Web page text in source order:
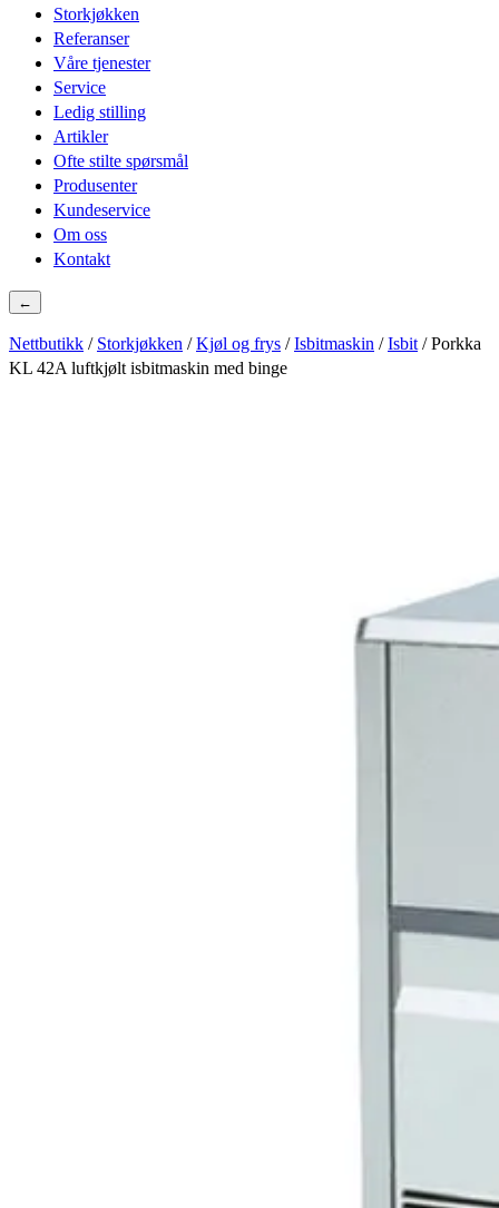
Storkjøkken
Referanser
Våre tjenester
Service
Ledig stilling
Artikler
Ofte stilte spørsmål
Produsenter
Kundeservice
Om oss
Kontakt
←
Nettbutikk / Storkjøkken /Kjøl og frys /Isbitmaskin /Isbit / Porkka
KL 42A luftkjølt isbitmaskin med binge